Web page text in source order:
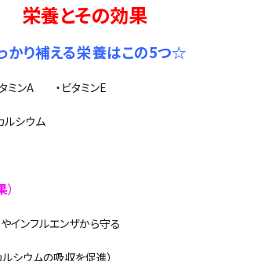
その効果
かり補える栄養はこの5つ☆
ミンA ・ビタミンE
シウム
）
インフルエンザから守る
ルシウムの吸収を促進）